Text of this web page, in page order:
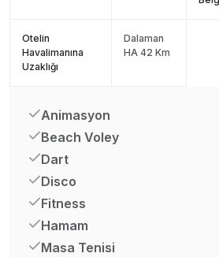
Otelin
Havalimanına
Uzaklığı
Dalaman
HA 42 Km
Animasyon
Beach Voley
Dart
Disco
Fitness
Hamam
Masa Tenisi